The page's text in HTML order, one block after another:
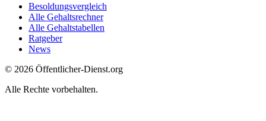
Besoldungsvergleich
Alle Gehaltsrechner
Alle Gehaltstabellen
Ratgeber
News
© 2026 Öffentlicher-Dienst.org
Alle Rechte vorbehalten.